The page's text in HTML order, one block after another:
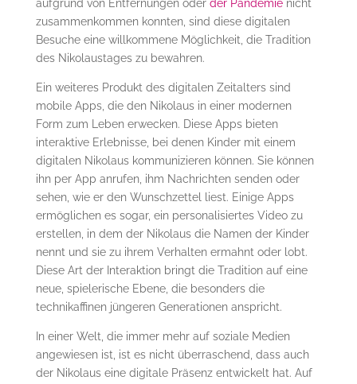
aufgrund von Entfernungen oder der Pandemienicht
zusammenkommen konnten, sind diese digitalen
Besuche eine willkommene Möglichkeit, die Tradition
des Nikolaustages zu bewahren.
Ein weiteres Produkt des digitalen Zeitalters sind
mobile Apps, die den Nikolaus in einer modernen
Form zum Leben erwecken. Diese Apps bieten
interaktive Erlebnisse, bei denen Kinder mit einem
digitalen Nikolaus kommunizieren können. Sie können
ihn per App anrufen, ihm Nachrichten senden oder
sehen, wie er den Wunschzettel liest. Einige Apps
ermöglichen es sogar, ein personalisiertes Video zu
erstellen, in dem der Nikolaus die Namen der Kinder
nennt und sie zu ihrem Verhalten ermahnt oder lobt.
Diese Art der Interaktion bringt die Tradition auf eine
neue, spielerische Ebene, die besonders die
technikaffinen jüngeren Generationen anspricht.
In einer Welt, die immer mehr auf soziale Medien
angewiesen ist, ist es nicht überraschend, dass auch
der Nikolaus eine digitale Präsenz entwickelt hat. Auf